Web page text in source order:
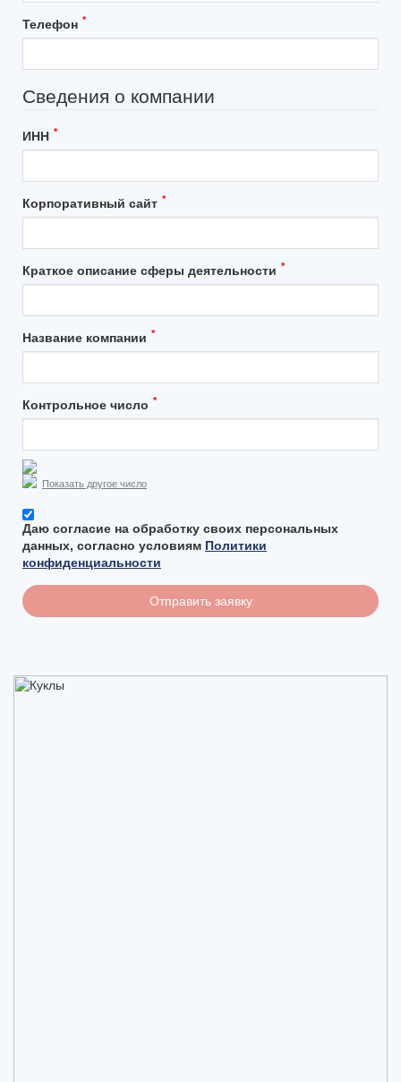
Телефон *
Сведения о компании
ИНН *
Корпоративный сайт *
Краткое описание сферы деятельности *
Название компании *
Контрольное число *
Показать другое число
Даю согласие на обработку своих персональных
данных, согласно условиям Политики
конфиденциальности
Отправить заявку